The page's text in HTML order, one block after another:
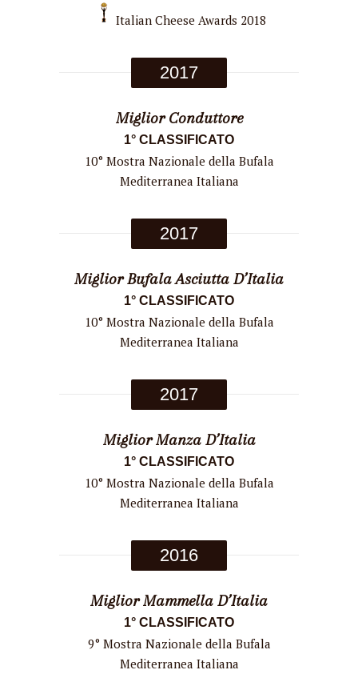
Italian Cheese Awards 2018
2017
Miglior Conduttore
1° CLASSIFICATO
10° Mostra Nazionale della Bufala
Mediterranea Italiana
2017
Miglior Bufala Asciutta D’Italia
1° CLASSIFICATO
10° Mostra Nazionale della Bufala
Mediterranea Italiana
2017
Miglior Manza D’Italia
1° CLASSIFICATO
10° Mostra Nazionale della Bufala
Mediterranea Italiana
2016
Miglior Mammella D’Italia
1° CLASSIFICATO
9° Mostra Nazionale della Bufala
Mediterranea Italiana